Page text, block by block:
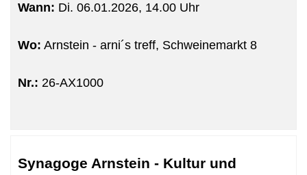
Wann: Di. 06.01.2026, 14.00 Uhr
Wo: Arnstein - arni´s treff, Schweinemarkt 8
Nr.: 26-AX1000
Synagoge Arnstein - Kultur und